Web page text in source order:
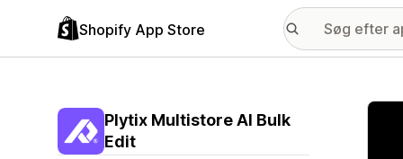
Shopify App Store
Plytix Multistore AI Bulk
Edit